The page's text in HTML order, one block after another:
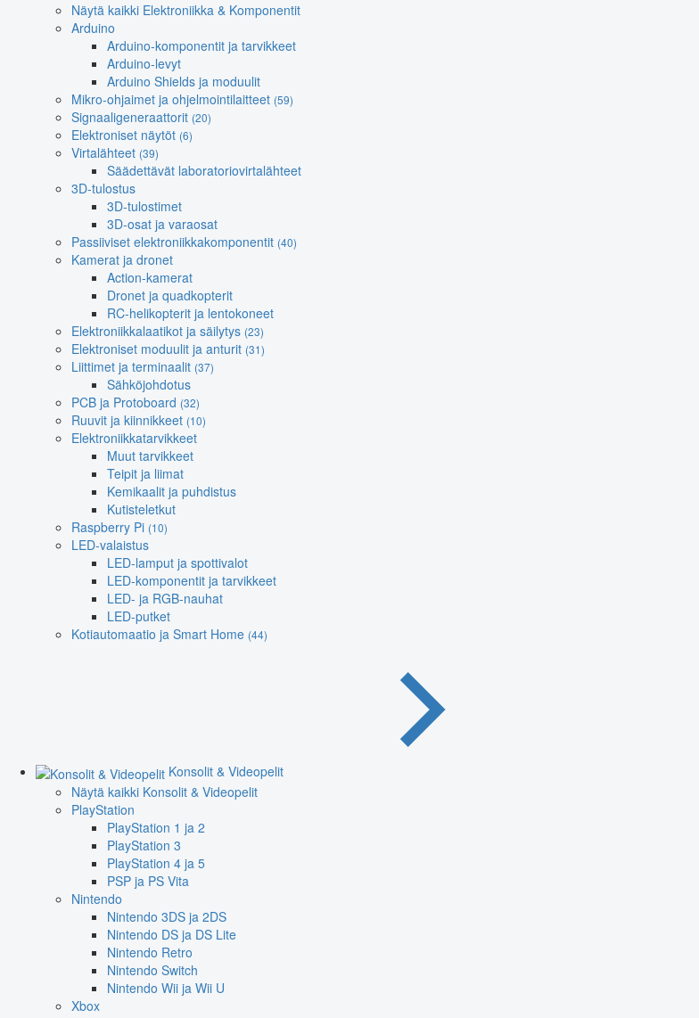
Näytä kaikki Elektroniikka & Komponentit
Arduino
Arduino-komponentit ja tarvikkeet
Arduino-levyt
Arduino Shields ja moduulit
Mikro-ohjaimet ja ohjelmointilaitteet (59)
Signaaligeneraattorit (20)
Elektroniset näytöt (6)
Virtalähteet (39)
Säädettävät laboratoriovirtalähteet
3D-tulostus
3D-tulostimet
3D-osat ja varaosat
Passiiviset elektroniikkakomponentit (40)
Kamerat ja dronet
Action-kamerat
Dronet ja quadkopterit
RC-helikopterit ja lentokoneet
Elektroniikkalaatikot ja säilytys (23)
Elektroniset moduulit ja anturit (31)
Liittimet ja terminaalit (37)
Sähköjohdotus
PCB ja Protoboard (32)
Ruuvit ja kiinnikkeet (10)
Elektroniikkatarvikkeet
Muut tarvikkeet
Teipit ja liimat
Kemikaalit ja puhdistus
Kutisteletkut
Raspberry Pi (10)
LED-valaistus
LED-lamput ja spottivalot
LED-komponentit ja tarvikkeet
LED- ja RGB-nauhat
LED-putket
Kotiautomaatio ja Smart Home (44)
Konsolit & Videopelit
Näytä kaikki Konsolit & Videopelit
PlayStation
PlayStation 1 ja 2
PlayStation 3
PlayStation 4 ja 5
PSP ja PS Vita
Nintendo
Nintendo 3DS ja 2DS
Nintendo DS ja DS Lite
Nintendo Retro
Nintendo Switch
Nintendo Wii ja Wii U
Xbox